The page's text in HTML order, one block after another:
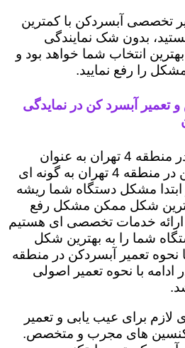
تخصصی آبسردکن با کمترین
بدون شک نمایندگی
4 تهران بهترین انتخاب شما خواهد بود و
را رفع نمایید.
آبسرد کن در نمایدگی
مراحل تعمیر آبسردکن در منطقه 4 تهران به عنوان
نمایندگی تعمیر آبسردکن در منطقه 4 تهران به گونه ای
مشکل دستگاه شما ریشه
شکل ممکن مشکل رفع
ارائه خدمات تخصصی ای هستیم
شما را به بهترین شکل
تعمیر آبسردکن در منطقه
ادامه با نحوه تعمیر اصولی
لازم برای عیب یابی و تعمیر
های مجرب و متخصص.